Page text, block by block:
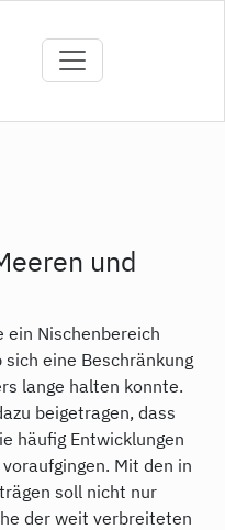
und
ein Nischenbereich
eine Beschränkung
lange halten konnte.
beigetragen, dass
häufig Entwicklungen
Mit den in
soll nicht nur
der weit verbreiteten